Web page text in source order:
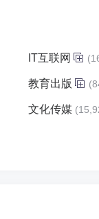
IT互联网
教育出版
文化传媒